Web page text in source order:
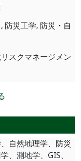
防災工学, 防災・自
スクマネージメン
自然地理学、防災
、測地学、GIS、